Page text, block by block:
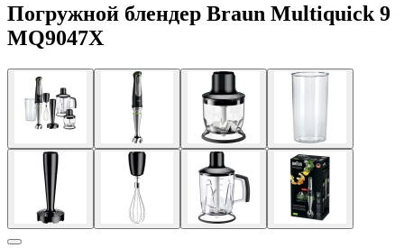
Погружной блендер Braun Multiquick 9
MQ9047X